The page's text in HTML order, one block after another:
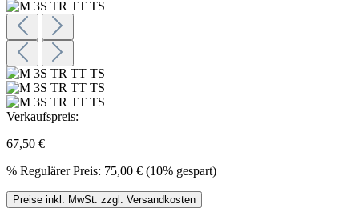
Verkaufspreis:
67,50 €
% Regulärer Preis: 75,00 € (10% gespart)
Preise inkl. MwSt. zzgl. Versandkosten